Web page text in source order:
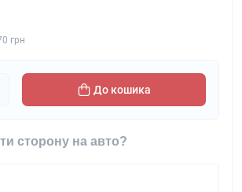
грн
До кошика
сторону на авто?